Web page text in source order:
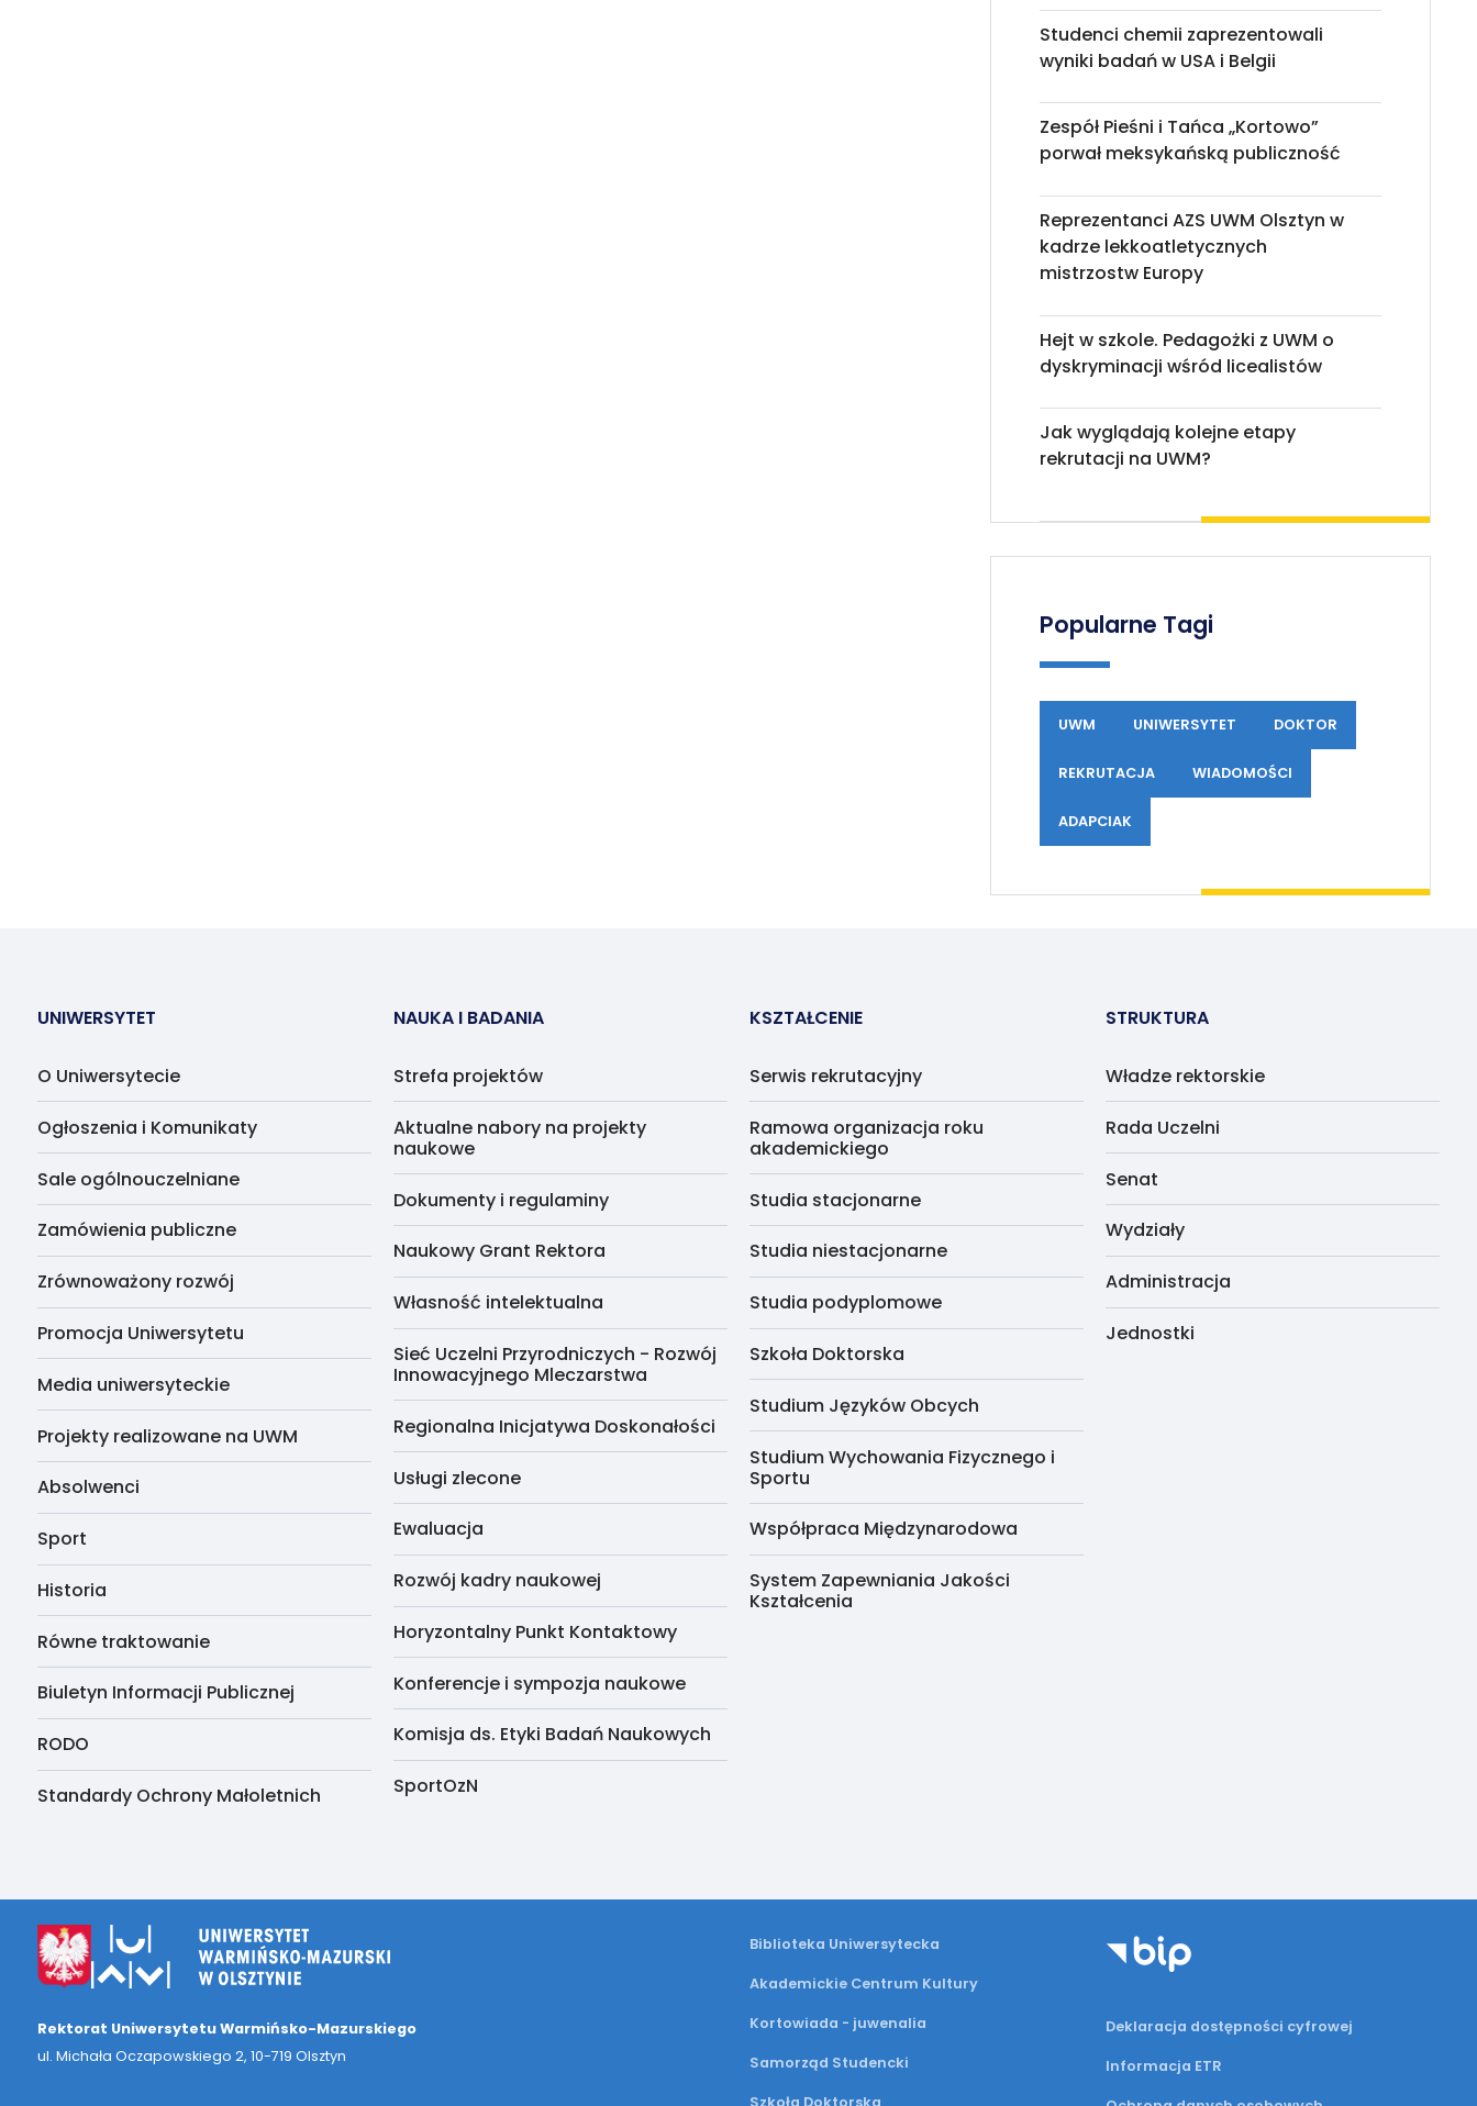
Studenci chemii zaprezentowali
wyniki badań w USA i Belgii
Zespół Pieśni i Tańca „Kortowo”
porwał meksykańską publiczność
Reprezentanci AZS UWM Olsztyn w
kadrze lekkoatletycznych
mistrzostw Europy
Hejt w szkole. Pedagożki z UWM o
dyskryminacji wśród licealistów
Jak wyglądają kolejne etapy
rekrutacji na UWM?
Popularne Tagi
UWM UNIWERSYTET DOKTOR
REKRUTACJA WIADOMOŚCI
ADAPCIAK
UNIWERSYTET
O Uniwersytecie
Ogłoszenia i Komunikaty
Sale ogólnouczelniane
Zamówienia publiczne
Zrównoważony rozwój
Promocja Uniwersytetu
Media uniwersyteckie
Projekty realizowane na UWM
Absolwenci
Sport
Historia
Równe traktowanie
Biuletyn Informacji Publicznej
RODO
Standardy Ochrony Małoletnich
NAUKA I BADANIA
Strefa projektów
Aktualne nabory na projekty
naukowe
Dokumenty i regulaminy
Naukowy Grant Rektora
Własność intelektualna
Sieć Uczelni Przyrodniczych - Rozwój
Innowacyjnego Mleczarstwa
Regionalna Inicjatywa Doskonałości
Usługi zlecone
Ewaluacja
Rozwój kadry naukowej
Horyzontalny Punkt Kontaktowy
Konferencje i sympozja naukowe
Komisja ds. Etyki Badań Naukowych
SportOzN
KSZTAŁCENIE
Serwis rekrutacyjny
Ramowa organizacja roku
akademickiego
Studia stacjonarne
Studia niestacjonarne
Studia podyplomowe
Szkoła Doktorska
Studium Języków Obcych
Studium Wychowania Fizycznego i
Sportu
Współpraca Międzynarodowa
System Zapewniania Jakości
Kształcenia
STRUKTURA
Władze rektorskie
Rada Uczelni
Senat
Wydziały
Administracja
Jednostki
Rektorat Uniwersytetu Warmińsko-Mazurskiego
ul. Michała Oczapowskiego 2, 10-719 Olsztyn
Biblioteka Uniwersytecka
Akademickie Centrum Kultury
Kortowiada - juwenalia
Samorząd Studencki
Szkoła Doktorska
Deklaracja dostępności cyfrowej
Informacja ETR